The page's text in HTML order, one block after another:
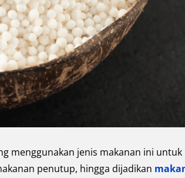
menggunakan jenis makanan ini untuk
penutup, hingga dijadikan